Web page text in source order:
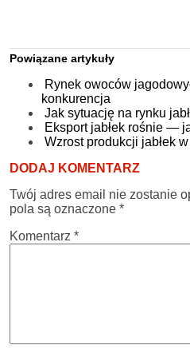
Powiązane artykuły
Rynek owoców
konkurencja
Jak sytuację na rynku
Eksport jabłek rośnie —
Wzrost produkcji jabłek
DODAJ KOMENTARZ
Twój adres email nie zostanie
pola są oznaczone *
Komentarz *